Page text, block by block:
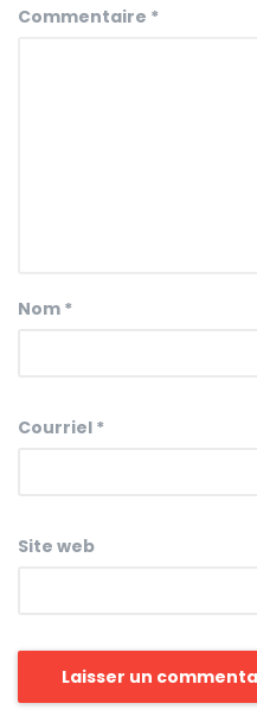
Commentaire *
Nom *
Courriel *
Site web